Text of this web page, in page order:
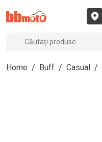
Home / Buff / Casual /